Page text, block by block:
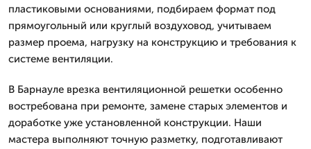
пластиковыми основаниями, подбираем формат под
прямоугольный или круглый воздуховод, учитываем
размер проема, нагрузку на конструкцию и требования к
системе вентиляции.
В Барнауле врезка вентиляционной решетки особенно
востребована при ремонте, замене старых элементов и
доработке уже установленной конструкции. Наши
мастера выполняют точную разметку, подготавливают